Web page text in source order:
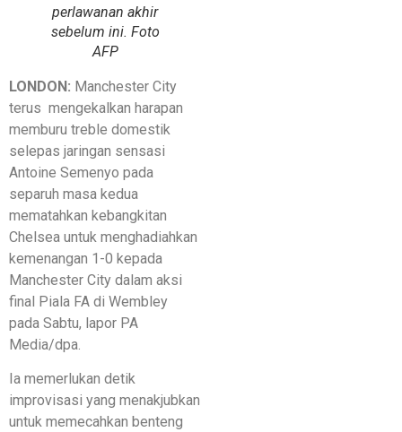
perlawanan akhir
sebelum ini. Foto
AFP
LONDON: Manchester City
terus mengekalkan harapan
memburu treble domestik
selepas jaringan sensasi
Antoine Semenyo pada
separuh masa kedua
mematahkan kebangkitan
Chelsea untuk menghadiahkan
kemenangan 1-0 kepada
Manchester City dalam aksi
final Piala FA di Wembley
pada Sabtu, lapor PA
Media/dpa.
Ia memerlukan detik
improvisasi yang menakjubkan
untuk memecahkan benteng